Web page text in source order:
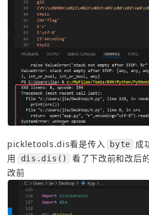
pickletools.dis看是传入 byte
成
用
dis.dis()
看了下改前和改后
改前